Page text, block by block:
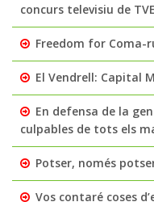
concurs televisiu de
Freedom for Coma-
El Vendrell: Capital
En defensa de la
culpables de tots els
Potser, només
Vos contaré coses